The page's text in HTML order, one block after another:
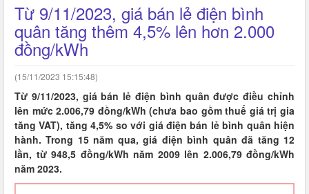
Từ 9/11/2023, giá bán lẻ điện bình
quân tăng thêm 4,5% lên hơn 2.000
đồng/kWh
(15/11/2023 15:15:48)
Từ 9/11/2023, giá bán lẻ điện bình quân được điều chỉnh
lên mức 2.006,79 đồng/kWh (chưa bao gồm thuế giá trị gia
tăng VAT), tăng 4,5% so với giá điện bán lẻ bình quân hiện
hành. Trong 15 năm qua, giá điện bình quân đã tăng 12
lần, từ 948,5 đồng/kWh năm 2009 lên 2.006,79 đồng/kWh
năm 2023.